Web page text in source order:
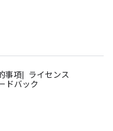
事項
ライセンス
ドバック